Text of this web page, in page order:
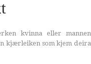
kvinna eller mannen
kjærleiken som kjem deira